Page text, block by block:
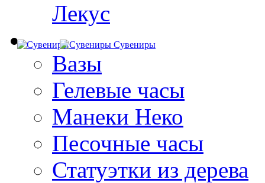
Лекус
Сувениры
Вазы
Гелевые часы
Манеки Неко
Песочные часы
Статуэтки из дерева